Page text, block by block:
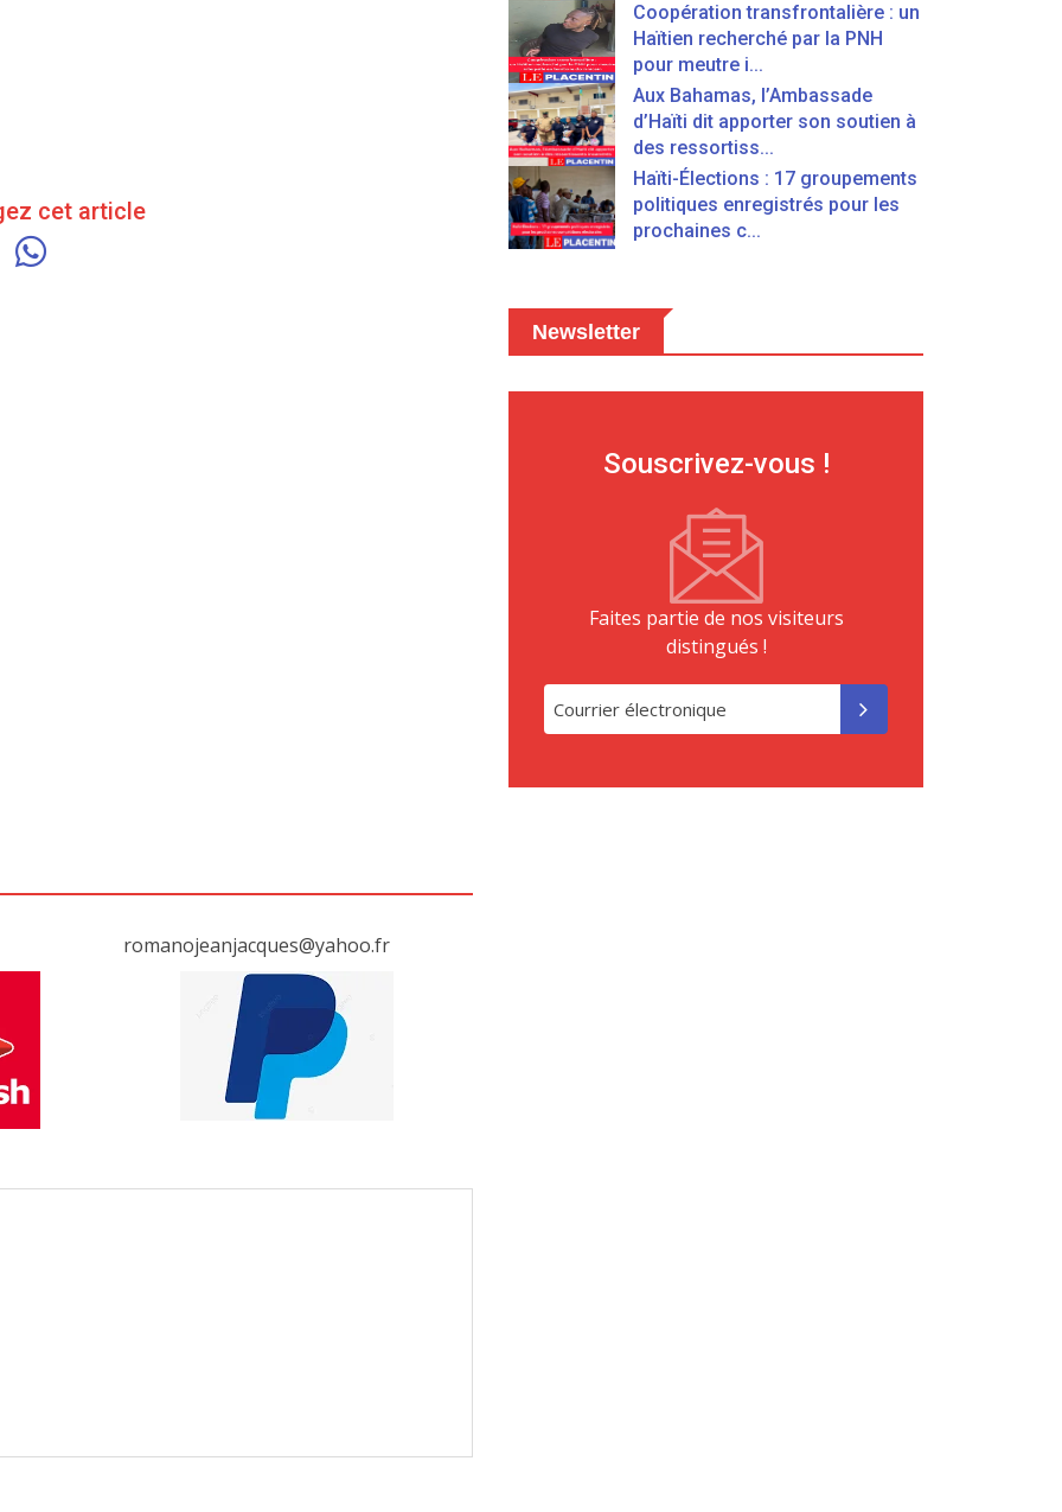
cet article
romanojeanjacques@yahoo.fr
Coopération transfrontalière : un
Haïtien recherché par la PNH
pour meutre i...
Aux Bahamas, l’Ambassade
d’Haïti dit apporter son soutien à
des ressortiss...
Haïti-Élections : 17 groupements
politiques enregistrés pour les
prochaines c...
Newsletter
Souscrivez-vous !
Faites partie de nos visiteurs
distingués !